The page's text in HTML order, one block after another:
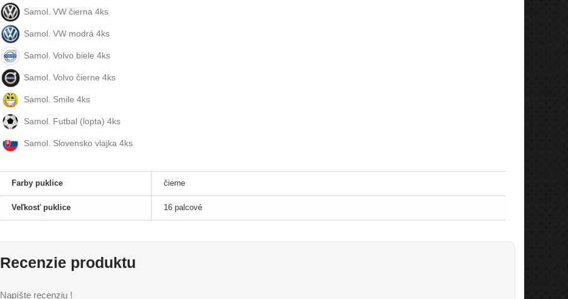
Samol. VW čierna 4ks
Samol. VW modrá 4ks
Samol. Volvo biele 4ks
Samol. Volvo čierne 4ks
Samol. Smile 4ks
Samol. Futbal (lopta) 4ks
Samol. Slovensko vlajka 4ks
Farby puklice čierne
Veľkosť puklice 16 palcové
Recenzie produktu
Napíšte recenziu !